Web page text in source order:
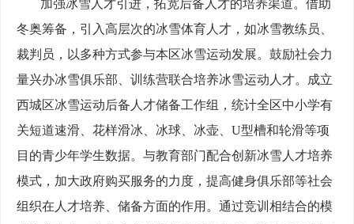
加强冰雪人才引进，拓宽后备人才的培养渠道。借助
冬奥筹备，引入高层次的冰雪体育人才，如冰雪教练员、
裁判员，以多种方式参与本区冰雪运动发展。鼓励社会力
量兴办冰雪俱乐部、训练营联合培养冰雪运动人才。成立
西城区冰雪运动后备人才储备工作组，统计全区中小学有
关短道速滑、花样滑冰、冰球、冰壶、U型槽和轮滑等项
目的青少年学生数据。与教育部门配合创新冰雪人才培养
模式，加大政府购买服务的力度，提高健身俱乐部等社会
组织在人才培养、储备方面的作用。通过竞训相结合的模